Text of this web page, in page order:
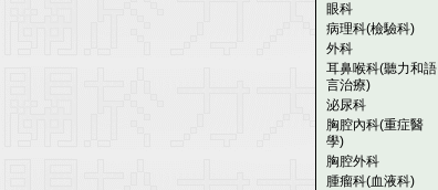
眼科
病理科(檢驗科)
外科
耳鼻喉科(聽力和語
言治療)
泌尿科
胸腔內科(重症醫
學)
胸腔外科
腫瘤科(血液科)